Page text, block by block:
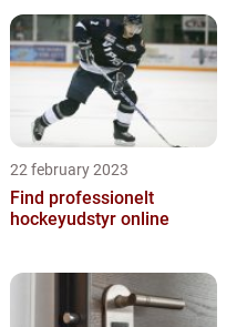
22 february 2023
Find professionelt
hockeyudstyr online